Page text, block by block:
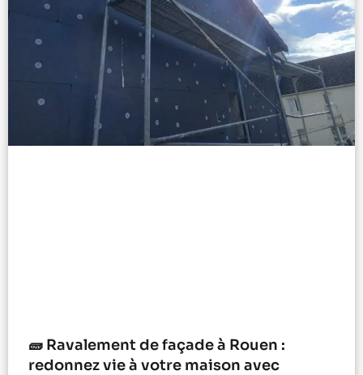
🧱 Ravalement de façade à Rouen :
redonnez vie à votre maison avec